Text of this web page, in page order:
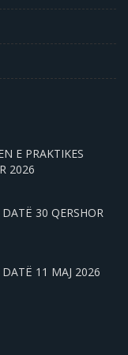
E PRAKTIKES
2026
30 QERSHOR
11 MAJ 2026